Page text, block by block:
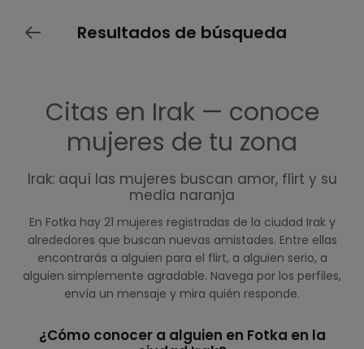
Resultados de búsqueda
Citas en Irak — conoce
mujeres de tu zona
Irak: aquí las mujeres buscan amor, flirt y su
media naranja
En Fotka hay 21 mujeres registradas de la ciudad Irak y
alrededores que buscan nuevas amistades. Entre ellas
encontrarás a alguien para el flirt, a alguien serio, a
alguien simplemente agradable. Navega por los perfiles,
envía un mensaje y mira quién responde.
¿Cómo conocer a alguien en Fotka en la